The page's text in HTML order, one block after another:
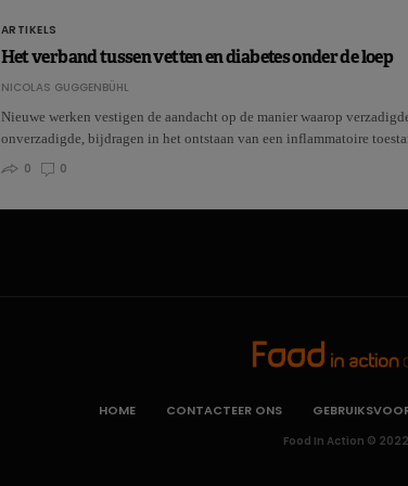
ARTIKELS
Het verband tussen vetten en diabetes onder de loep
NICOLAS GUGGENBÜHL
Nieuwe werken vestigen de aandacht op de manier waarop
onverzadigde, bijdragen in het ontstaan van een inflammatoire
0
0
HOME CONTACTEER ONS
Food In Action © 2022